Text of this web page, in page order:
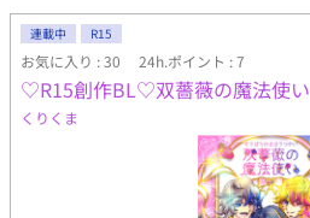
連載中 R15
お気に入り : 30 24h.ポイント : 7
♡R15創作BL♡双薔薇の魔法使い
くりくま